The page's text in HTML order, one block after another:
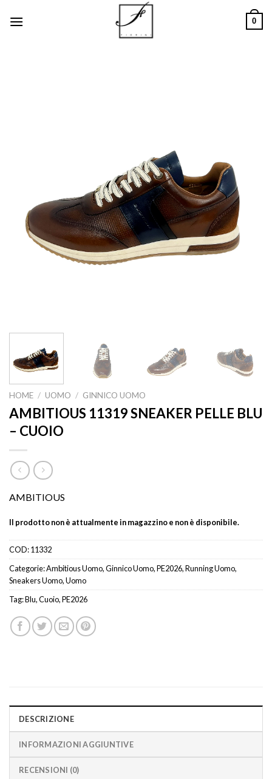
0
HOME / UOMO / GINNICO UOMO
AMBITIOUS 11319 SNEAKER PELLE BLU
– CUOIO
AMBITIOUS
Il prodotto non è attualmente in magazzino e non è disponibile.
COD:11332
Categorie:Ambitious Uomo,Ginnico Uomo,PE2026,Running Uomo,
Sneakers Uomo,Uomo
Tag:Blu,Cuoio,PE2026
DESCRIZIONE
INFORMAZIONI AGGIUNTIVE
RECENSIONI (0)